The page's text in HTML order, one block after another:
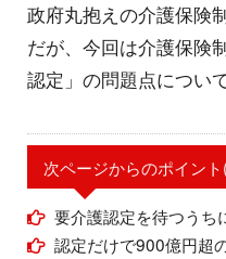
政府丸抱えの介護保険
だが、今回は介護保険
認定」の問題点につい
次ページからのポイン
要介護認定を待つうち
認定だけで900億円超